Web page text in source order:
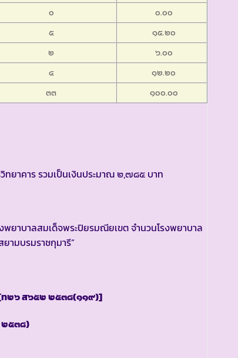
๐
๐.๐๐
๕
๑๕.๒๐
๒
๖.๐๐
๔
๑๒.๒๐
๓๓ ๑๐๐.๐๐
ทยาคาร รวมเป็นเงินประมาณ ๒,๗๘๕ บาท
พยาบาลสมเด็จพระปิยรมณียเขต จำนวนโรงพยาบาล
ามบรมราชกุมารี”
๒๖ ส๖๕๒ ๒๕๓๘(๑๑๙)]
๒๕๓๘)